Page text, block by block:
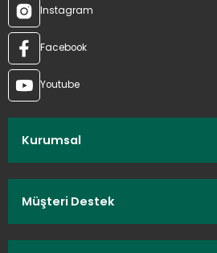
Instagram
Facebook
Youtube
Kurumsal
Müşteri Destek